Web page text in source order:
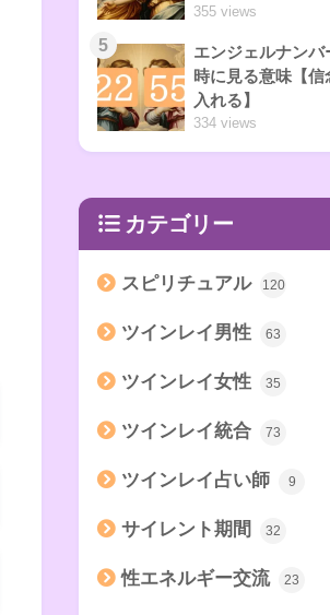
355 views
5
エンジェルナンバ
時に見る意味【信
入れる】
334 views
カテゴリー
スピリチュアル 120
ツインレイ男性 63
ツインレイ女性 35
ツインレイ統合 73
ツインレイ占い師 9
サイレント期間 32
性エネルギー交流 23